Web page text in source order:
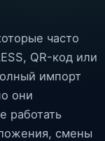
часто
QR-код или
импорт
они
работать
смены